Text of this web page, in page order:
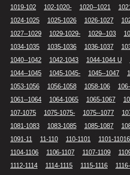
1019-102
102-1020- 1020--1021
1024-1025
1025-1026 1026-1027
1027--1029
1029-1029- 1029--103
1034-1035
1035-1036 1036-1037
1040--1042
1042-1043 1044-1044 U
1044--1045
1045-1045- 1045--1047
1053-1056
1056-1058 1058-106
1061--1064
1064-1065 1065-1067
107-1075
1075-1075- 1075--1077
1081-1083
1083-1085 1085-1087
1091-11
11-110 110-1101 1101-11016
1104-1106
1106-1107 1107-1109
1112-1114
1114-1115 1115-1116